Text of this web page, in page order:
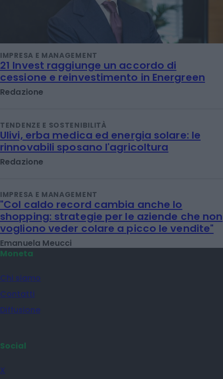
IMPRESA E MANAGEMENT
21 Invest raggiunge un accordo di
cessione e reinvestimento in Energreen
Redazione
TENDENZE E SOSTENIBILITÀ
Ulivi, erba medica ed energia solare: le
rinnovabili sposano l'agricoltura
Redazione
IMPRESA E MANAGEMENT
"Col caldo record cambia anche lo
shopping: strategie per le aziende che non
vogliono veder colare a picco le vendite"
Emanuela Meucci
Moneta
Chi siamo
Contatti
Diffusione
Social
X